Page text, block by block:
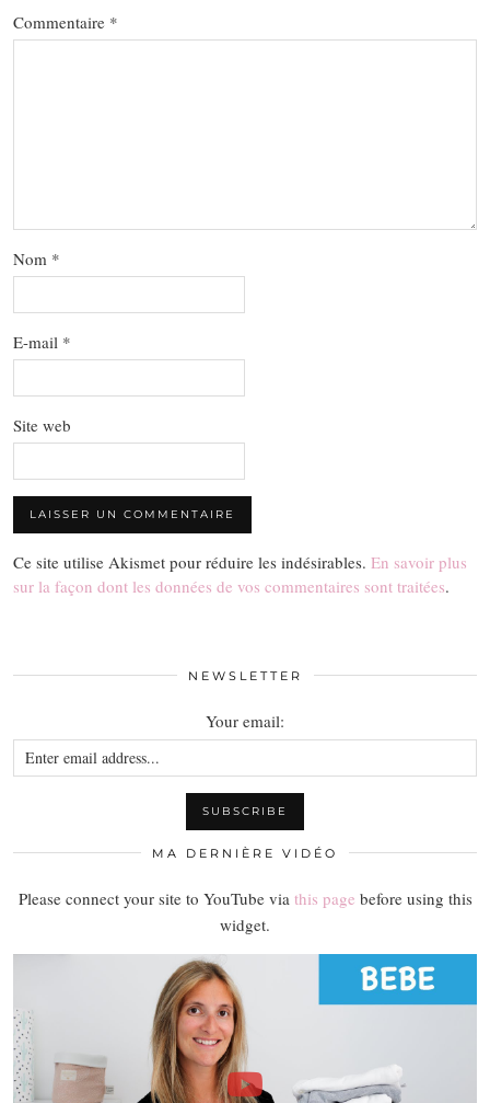
Commentaire *
Nom *
E-mail *
Site web
Ce site utilise Akismet pour réduire les indésirables. En savoir plus
sur la façon dont les données de vos commentaires sont traitées.
NEWSLETTER
Your email:
MA DERNIÈRE VIDÉO
Please connect your site to YouTube via this page before using this
widget.